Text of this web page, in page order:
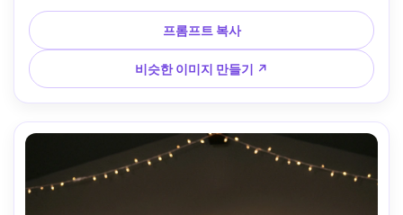
녀는 선글라스와 흰색 티셔츠를 입고, 그는 데님 셔츠를 입고,
따뜻한 황금빛 빛, 제목을 위한 넓은 네거티브 공간, 35mm
f/2.0으로 촬영, 사실적이고 현대적인 인디 로맨스 포스터 등
급 --ar 4:5
프롬프트 복사
비슷한 이미지 만들기 ↗